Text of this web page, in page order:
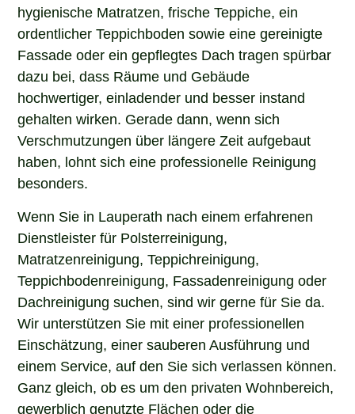
hygienische Matratzen, frische Teppiche, ein
ordentlicher Teppichboden sowie eine gereinigte
Fassade oder ein gepflegtes Dach tragen spürbar
dazu bei, dass Räume und Gebäude
hochwertiger, einladender und besser instand
gehalten wirken. Gerade dann, wenn sich
Verschmutzungen über längere Zeit aufgebaut
haben, lohnt sich eine professionelle Reinigung
besonders.
Wenn Sie in Lauperath nach einem erfahrenen
Dienstleister für Polsterreinigung,
Matratzenreinigung, Teppichreinigung,
Teppichbodenreinigung, Fassadenreinigung oder
Dachreinigung suchen, sind wir gerne für Sie da.
Wir unterstützen Sie mit einer professionellen
Einschätzung, einer sauberen Ausführung und
einem Service, auf den Sie sich verlassen können.
Ganz gleich, ob es um den privaten Wohnbereich,
gewerblich genutzte Flächen oder die